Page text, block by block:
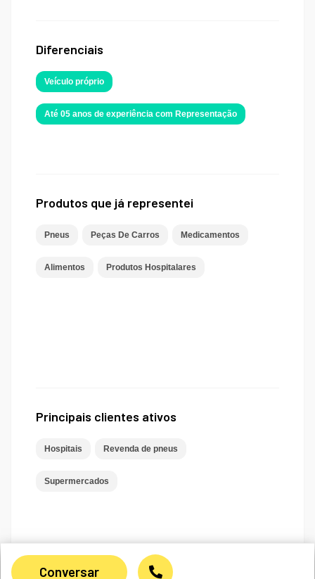
Conversar
Diferenciais
Veículo próprio
Até 05 anos de experiência com Representação
Produtos que já representei
Pneus Peças De Carros Medicamentos
Alimentos Produtos Hospitalares
Principais clientes ativos
Hospitais Revenda de pneus
Supermercados